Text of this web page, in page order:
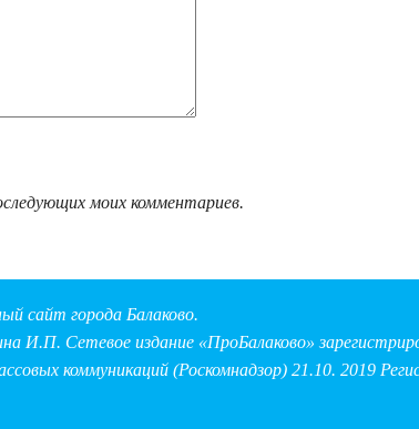
моих комментариев.
сайт города Балаково.
И.П. Сетевое издание «ПроБалаково»
коммуникаций (Роскомнадзор) 21.10. 2019